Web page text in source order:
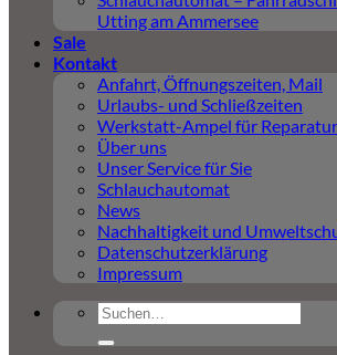
Utting am Ammersee
Sale
Kontakt
Anfahrt, Öffnungszeiten, Mail
Urlaubs- und Schließzeiten
Werkstatt-Ampel für
Über uns
Unser Service für Sie
Schlauchautomat
News
Nachhaltigkeit und
Datenschutzerklärung
Impressum
Suchen
nach: